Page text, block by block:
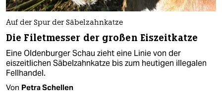
Auf der Spur der Säbelzahnkatze
Die Filetmesser der großen Eiszeitkatze
Eine Oldenburger Schau zieht eine Linie von der
eiszeitlichen Säbelzahnkatze bis zum heutigen illegalen
Fellhandel.
Von Petra Schellen